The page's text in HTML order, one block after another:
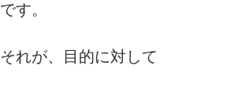
です。
それが、目的に対して